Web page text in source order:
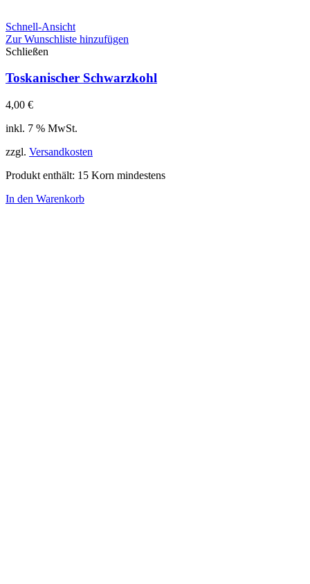
Schnell-Ansicht
Zur Wunschliste hinzufügen
Schließen
Toskanischer Schwarzkohl
4,00 €
inkl. 7 % MwSt.
zzgl. Versandkosten
Produkt enthält: 15 Korn mindestens
In den Warenkorb